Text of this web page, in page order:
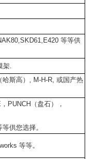
等等供
.
斯高）, M-H-R, 或国产热
PUNCH（盘石），
供您选择。
等等。